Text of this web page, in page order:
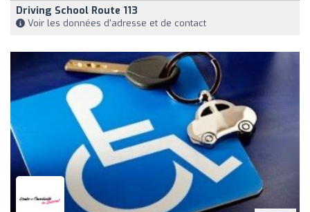
Driving School Route 113
Voir les données d'adresse et de contact